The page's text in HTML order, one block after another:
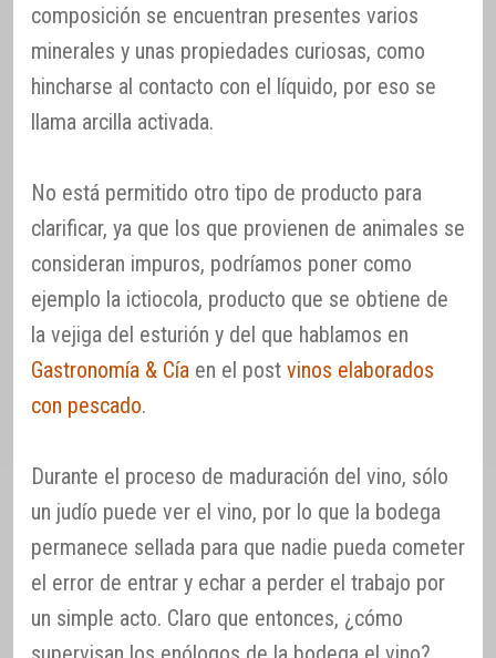
composición se encuentran presentes varios
minerales y unas propiedades curiosas, como
hincharse al contacto con el líquido, por eso se
llama arcilla activada.
No está permitido otro tipo de producto para
clarificar, ya que los que provienen de animales se
consideran impuros, podríamos poner como
ejemplo la ictiocola, producto que se obtiene de
la vejiga del esturión y del que hablamos en
Gastronomía & Cía en el post vinos elaborados
con pescado.
Durante el proceso de maduración del vino, sólo
un judío puede ver el vino, por lo que la bodega
permanece sellada para que nadie pueda cometer
el error de entrar y echar a perder el trabajo por
un simple acto. Claro que entonces, ¿cómo